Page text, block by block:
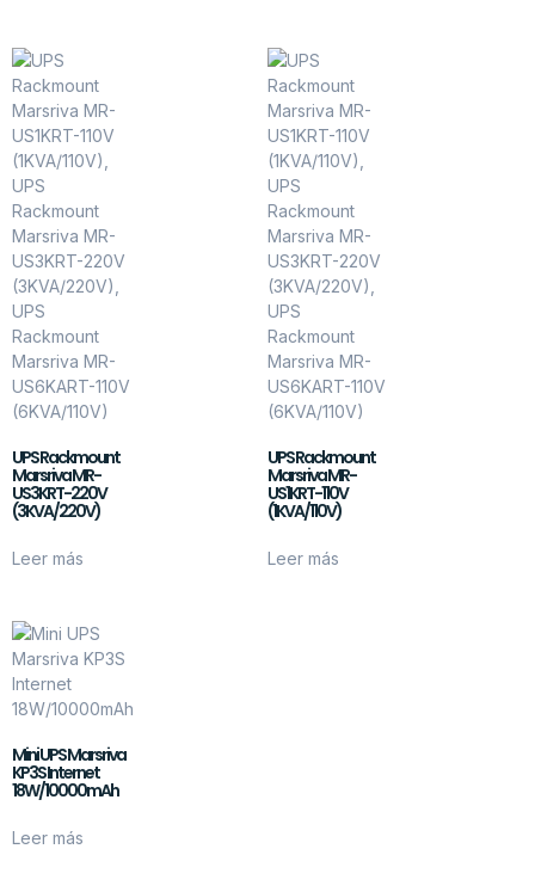
UPS Rackmount
Marsriva MR-
US3KRT-220V
(3KVA/220V)
Leer más
UPS Rackmount
Marsriva MR-
US1KRT-110V
(1KVA/110V)
Leer más
Mini UPS Marsriva
KP3S Internet
18W/10000mAh
Leer más